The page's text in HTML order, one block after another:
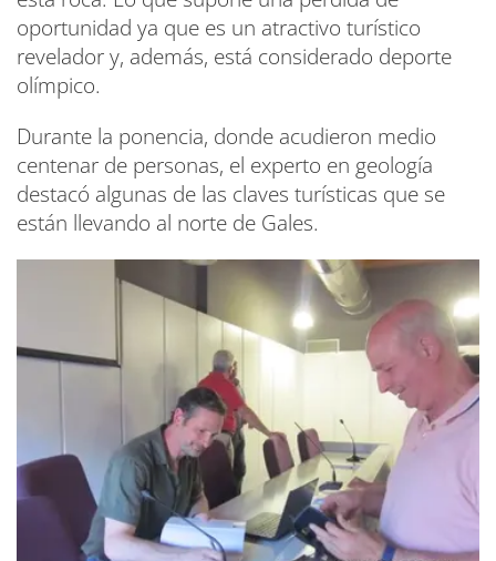
oportunidad ya que es un atractivo turístico
revelador y, además, está considerado deporte
olímpico.
Durante la ponencia, donde acudieron medio
centenar de personas, el experto en geología
destacó algunas de las claves turísticas que se
están llevando al norte de Gales.